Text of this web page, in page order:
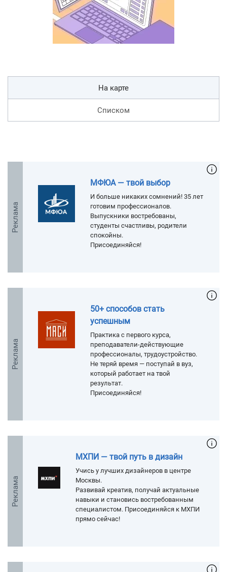
На карте
Списком
Реклама
МФЮА — твой выбор
И больше никаких сомнений! 35 лет
готовим профессионалов.
Выпускники востребованы,
студенты счастливы, родители
спокойны.
Присоединяйся!
Реклама
50+ способов стать
успешным
Практика с первого курса,
преподаватели-действующие
профессионалы, трудоустройство.
Не теряй время — поступай в вуз,
который работает на твой
результат.
Присоединяйся!
Реклама
МХПИ — твой путь в дизайн
Учись у лучших дизайнеров в центре
Москвы.
Развивай креатив, получай актуальные
навыки и становись востребованным
специалистом. Присоединяйся к МХПИ
прямо сейчас!